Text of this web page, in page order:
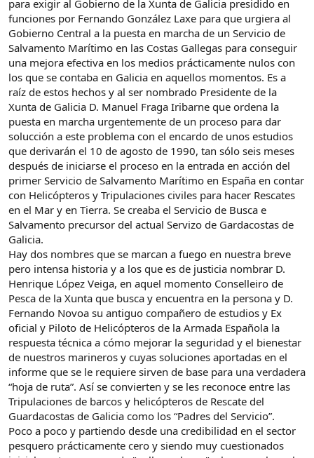
para exigir al Gobierno de la Xunta de Galicia presidido en
funciones por Fernando González Laxe para que urgiera al
Gobierno Central a la puesta en marcha de un Servicio de
Salvamento Marítimo en las Costas Gallegas para conseguir
una mejora efectiva en los medios prácticamente nulos con
los que se contaba en Galicia en aquellos momentos. Es a
raíz de estos hechos y al ser nombrado Presidente de la
Xunta de Galicia D. Manuel Fraga Iribarne que ordena la
puesta en marcha urgentemente de un proceso para dar
solucción a este problema con el encardo de unos estudios
que derivarán el 10 de agosto de 1990, tan sólo seis meses
después de iniciarse el proceso en la entrada en acción del
primer Servicio de Salvamento Marítimo en España en contar
con Helicópteros y Tripulaciones civiles para hacer Rescates
en el Mar y en Tierra. Se creaba el Servicio de Busca e
Salvamento precursor del actual Servizo de Gardacostas de
Galicia.
Hay dos nombres que se marcan a fuego en nuestra breve
pero intensa historia y a los que es de justicia nombrar D.
Henrique López Veiga, en aquel momento Conselleiro de
Pesca de la Xunta que busca y encuentra en la persona y D.
Fernando Novoa su antiguo compañero de estudios y Ex
oficial y Piloto de Helicópteros de la Armada Española la
respuesta técnica a cómo mejorar la seguridad y el bienestar
de nuestros marineros y cuyas soluciones aportadas en el
informe que se le requiere sirven de base para una verdadera
“hoja de ruta”. Así se convierten y se les reconoce entre las
Tripulaciones de barcos y helicópteros de Rescate del
Guardacostas de Galicia como los “Padres del Servicio”.
Poco a poco y partiendo desde una credibilidad en el sector
pesquero prácticamente cero y siendo muy cuestionados